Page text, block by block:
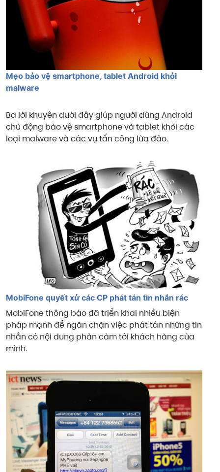
Mẹo bảo vệ smartphone, tablet Android khỏi
malware
Ba lời khuyên dưới đây giúp người dùng Android
chủ động bảo vệ smartphone và tablet khỏi các
loại malware và các vụ tấn công lừa đảo.
MobiFone quyết xử các CP phát tán tin nhắn rác
MobiFone thông báo đã triển khai nhiều biện
pháp mạnh để ngăn chặn việc phát tán những tin
nhắn có nội dung phản cảm tới khách hàng của
mình.